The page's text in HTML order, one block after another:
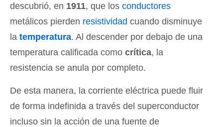
descubrió, en 1911, que los conductores
metálicos pierden resistividad cuando disminuye
la temperatura. Al descender por debajo de una
temperatura calificada como crítica, la
resistencia se anula por completo.
De esta manera, la corriente eléctrica puede fluir
de forma indefinida a través del superconductor
incluso sin la acción de una fuente de